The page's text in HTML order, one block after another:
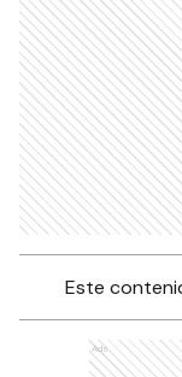
Este
Ads